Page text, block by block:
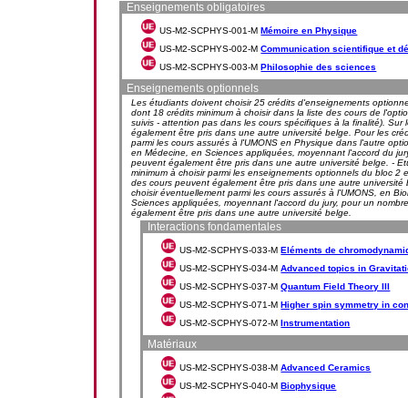
Enseignements obligatoires
US-M2-SCPHYS-001-MMémoire en Physique
US-M2-SCPHYS-002-MCommunication scientifique et
US-M2-SCPHYS-003-MPhilosophie des sciences
Enseignements optionnels
Les étudiants doivent choisir 25 crédits d'enseignements
dont 18 crédits minimum à choisir dans la liste des cours de
suivis - attention pas dans les cours spécifiques à la finalité).
également être pris dans une autre université belge. Pour les
parmi les cours assurés à l'UMONS en Physique dans l'autre
en Médecine, en Sciences appliquées, moyennant l'accord du
peuvent également être pris dans une autre université belge. -
minimum à choisir parmi les enseignements optionnels du bloc
des cours peuvent également être pris dans une autre
choisir éventuellement parmi les cours assurés à l'UMONS, en
Sciences appliquées, moyennant l'accord du jury, pour un
également être pris dans une autre université belge.
Interactions fondamentales
US-M2-SCPHYS-033-MEléments de
US-M2-SCPHYS-034-MAdvanced topics in
US-M2-SCPHYS-037-MQuantum Field Theory III
US-M2-SCPHYS-071-MHigher spin symmetry in
US-M2-SCPHYS-072-MInstrumentation
Matériaux
US-M2-SCPHYS-038-MAdvanced Ceramics
US-M2-SCPHYS-040-MBiophysique